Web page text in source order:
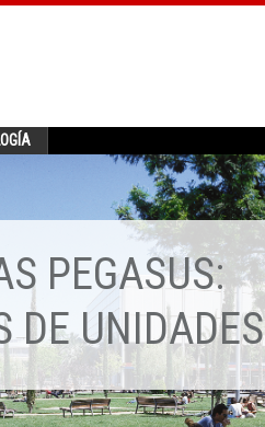
PEGASUS:
DE UNIDADES